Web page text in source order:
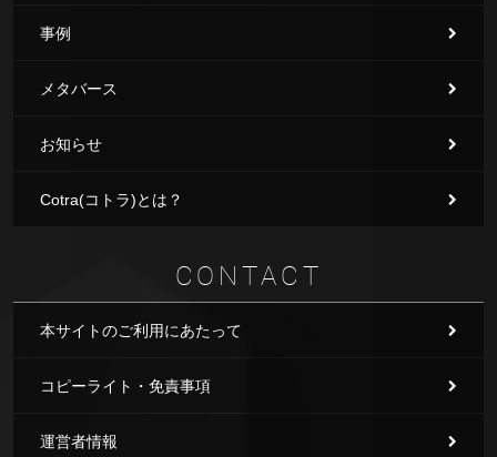
事例
メタバース
お知らせ
Cotra(コトラ)とは？
CONTACT
本サイトのご利用にあたって
コピーライト・免責事項
運営者情報